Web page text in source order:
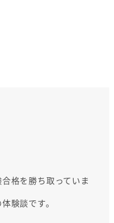
格を勝ち取っていま
験談です。